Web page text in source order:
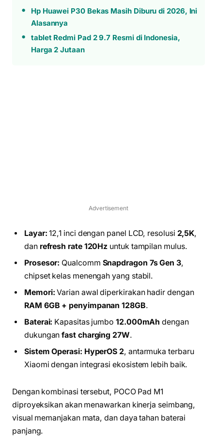
Hp Huawei P30 Bekas Masih Diburu di 2026, Ini
Alasannya
tablet Redmi Pad 2 9.7 Resmi di Indonesia,
Harga 2 Jutaan
Advertisement
Layar: 12,1 inci dengan panel LCD, resolusi 2,5K,
dan refresh rate 120Hz untuk tampilan mulus.
Prosesor: Qualcomm Snapdragon 7s Gen 3,
chipset kelas menengah yang stabil.
Memori: Varian awal diperkirakan hadir dengan
RAM 6GB + penyimpanan 128GB.
Baterai: Kapasitas jumbo12.000mAh dengan
dukunganfast charging 27W.
Sistem Operasi: HyperOS 2, antarmuka terbaru
Xiaomi dengan integrasi ekosistem lebih baik.
Dengan kombinasi tersebut, POCO Pad M1
diproyeksikan akan menawarkan kinerja seimbang,
visual memanjakan mata, dan daya tahan baterai
panjang.